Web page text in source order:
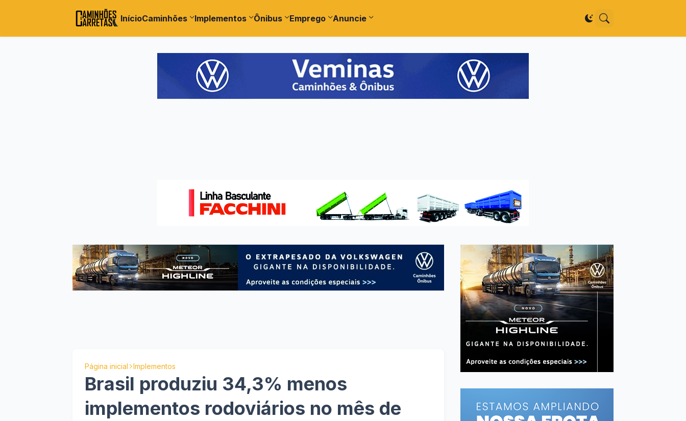
InícioCaminhões Implementos Ônibus Emprego Anuncie
Página inicial Implementos
Brasil produziu 34,3% menos
implementos rodoviários no mês de